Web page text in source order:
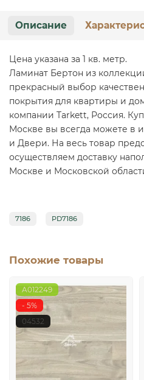
Описание
Цена указана за 1 кв. метр.
Ламинат Бертон из
прекрасный выбор
покрытия для квартиры и
компании Tarkett, Россия.
Москве вы всегда можете в
и Двери. На весь товар
осуществляем доставку
Москве и Московской
7186 PD7186
Похожие товары
A012249
- 5%
04532